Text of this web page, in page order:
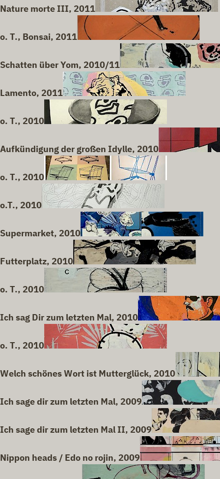
Nature morte III, 2011
o. T., Bonsai, 2011
Schatten über Yom, 2010/11
Lamento, 2011
o. T., 2010
Aufkündigung der großen Idylle, 2010
o. T., 2010
o.T., 2010
Supermarket, 2010
Futterplatz, 2010
o. T., 2010
Ich sag Dir zum letzten Mal, 2010
o. T., 2010
Welch schönes Wort ist Mutterglück, 2010
Ich sage dir zum letzten Mal, 2009
Ich sage dir zum letzten Mal II, 2009
Nippon heads / Edo no rojin, 2009